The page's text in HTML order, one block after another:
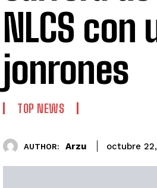
NLCS
jonrones
TOP NEWS
AUTHOR: Arzu octubre